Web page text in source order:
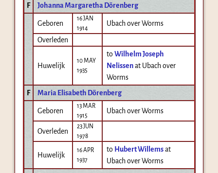
F
Johanna Margaretha Dörenberg
Geboren
16 JAN
1914
Ubach over Worms
Overleden
Huwelijk
10 MAY
1935
toWilhelm Joseph
Nelissen at Ubach over
Worms
F
Maria Elisabeth Dörenberg
Geboren
13 MAR
1915
Ubach over Worms
Overleden
23 JUN
1978
Huwelijk
16 APR
1937
to Hubert Willems at
Ubach over Worms